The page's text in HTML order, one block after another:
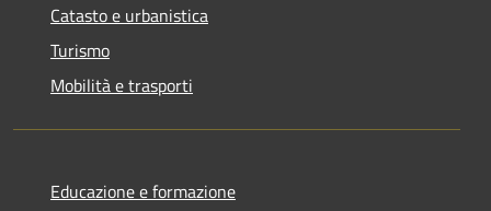
Catasto e urbanistica
Turismo
Mobilità e trasporti
Educazione e formazione